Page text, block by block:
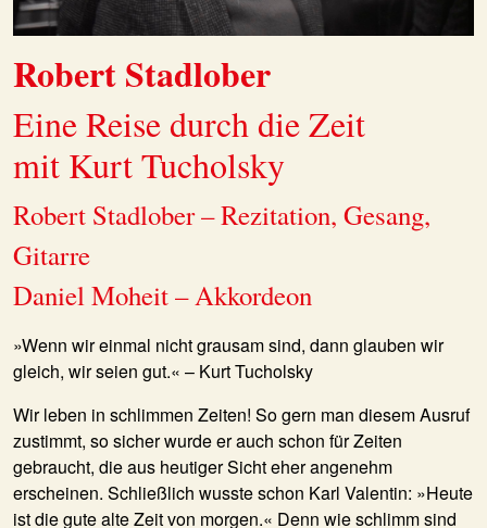
Robert Stadlober
Eine Reise durch die Zeit
mit Kurt Tucholsky
Robert Stadlober – Rezitation, Gesang,
Gitarre
Daniel Moheit – Akkordeon
»Wenn wir einmal nicht grausam sind, dann glauben wir
gleich, wir seien gut.« – Kurt Tucholsky
Wir leben in schlimmen Zeiten! So gern man diesem Ausruf
zustimmt, so sicher wurde er auch schon für Zeiten
gebraucht, die aus heutiger Sicht eher angenehm
erscheinen. Schließlich wusste schon Karl Valentin: »Heute
ist die gute alte Zeit von morgen.« Denn wie schlimm sind